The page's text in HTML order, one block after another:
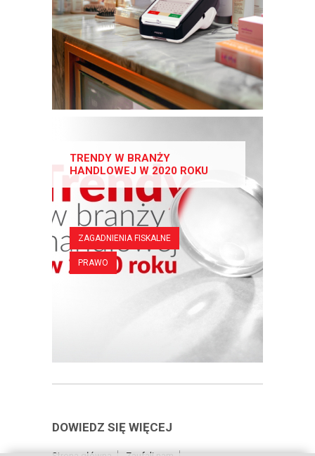
TRENDY W BRANŻY
HANDLOWEJ W 2020 ROKU
ZAGADNIENIA FISKALNE
PRAWO
DOWIEDZ SIĘ WIĘCEJ